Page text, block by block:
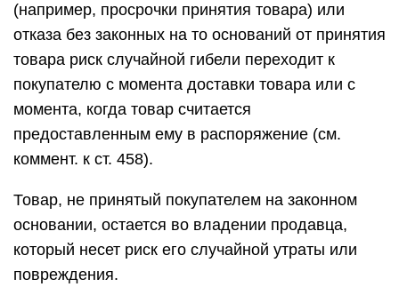
(например, просрочки принятия товара) или
отказа без законных на то оснований от принятия
товара риск случайной гибели переходит к
покупателю с момента доставки товара или с
момента, когда товар считается
предоставленным ему в распоряжение (см.
коммент. к ст. 458).
Товар, не принятый покупателем на законном
основании, остается во владении продавца,
который несет риск его случайной утраты или
повреждения.